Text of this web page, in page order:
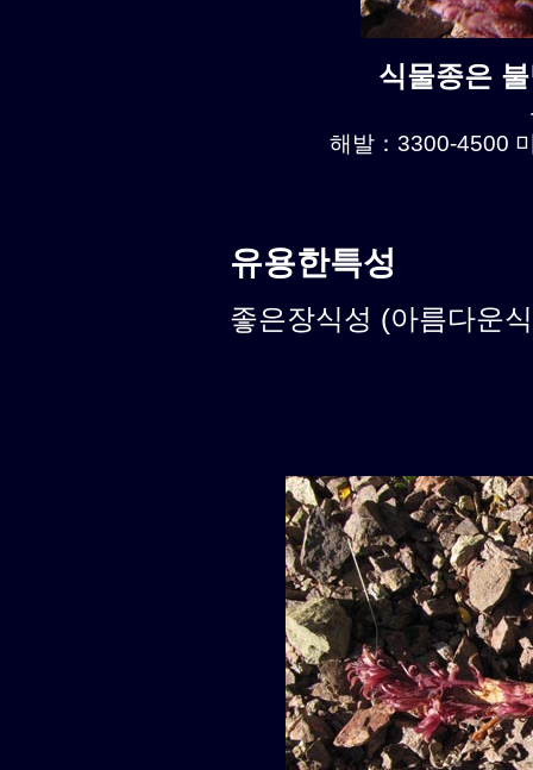
식물종은
해발：3300-4500
유용한특성
좋은장식성 (아름다운